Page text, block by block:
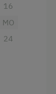
16
MO
24